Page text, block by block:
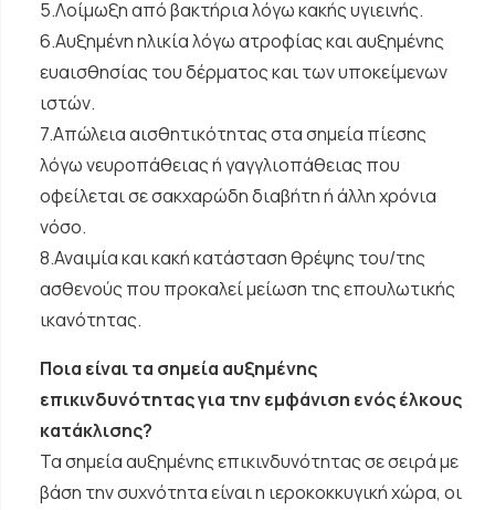
5.Λοίμωξη από βακτήρια λόγω κακής υγιεινής.
6.Αυξημένη ηλικία λόγω ατροφίας και αυξημένης
ευαισθησίας του δέρματος και των υποκείμενων
ιστών.
7.Απώλεια αισθητικότητας στα σημεία πίεσης
λόγω νευροπάθειας ή γαγγλιοπάθειας που
οφείλεται σε σακχαρώδη διαβήτη ή άλλη χρόνια
νόσο.
8.Αναιμία και κακή κατάσταση θρέψης του/της
ασθενούς που προκαλεί μείωση της επουλωτικής
ικανότητας.
Ποια είναι τα σημεία αυξημένης
επικινδυνότητας για την εμφάνιση ενός έλκους
κατάκλισης?
Τα σημεία αυξημένης επικινδυνότητας σε σειρά με
βάση την συχνότητα είναι η ιεροκοκκυγική χώρα, οι